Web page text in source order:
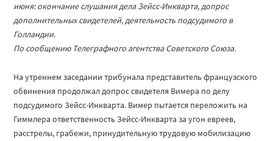
июня: окончание слушания дела Зейсс-Инкварта, допрос
дополнительных свидетелей, деятельность подсудимого в
Голландии.
По сообщению Телеграфного агентства Советского Союза.
На утреннем заседании трибунала представитель французского
обвинения продолжал допрос свидетеля Вимера по делу
подсудимого Зейсс-Инкварта. Вимер пытается переложить на
Гиммлера ответственность Зейсс-Инкварта за угон евреев,
расстрелы, грабежи, принудительную трудовую мобилизацию